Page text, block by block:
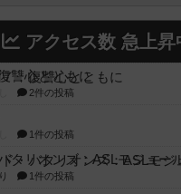
アクセス数 急上昇
：復讐心とともに
2件の投稿
1件の投稿
・バタリオンズ：ASLモジ
1件の投稿